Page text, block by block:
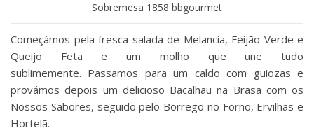
Sobremesa 1858 bbgourmet
Começámos pela fresca salada de Melancia, Feijão Verde e
Queijo Feta e um molho que une tudo
sublimemente. Passamos para um caldo com guiozas e
provámos depois um delicioso Bacalhau na Brasa com os
Nossos Sabores, seguido pelo Borrego no Forno, Ervilhas e
Hortelã.